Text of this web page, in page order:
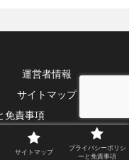
運営者情報
サイトマップ
免責事項
サイトマップ
プライバシーポリシ
ーと免責事項